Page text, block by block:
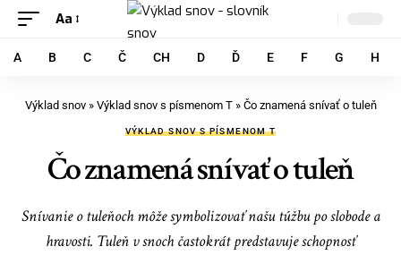
Aa
A B C Č CH D Ď E F G H
Výklad snov» Výklad snov s písmenom T» Čo znamená snívať o tuleň
VÝKLAD SNOV S PÍSMENOM T
Čo znamená snívať o tuleň
Snívanie o tuleňoch môže symbolizovať našu túžbu po slobode a
hravosti. Tuleň v snoch častokrát predstavuje schopnosť